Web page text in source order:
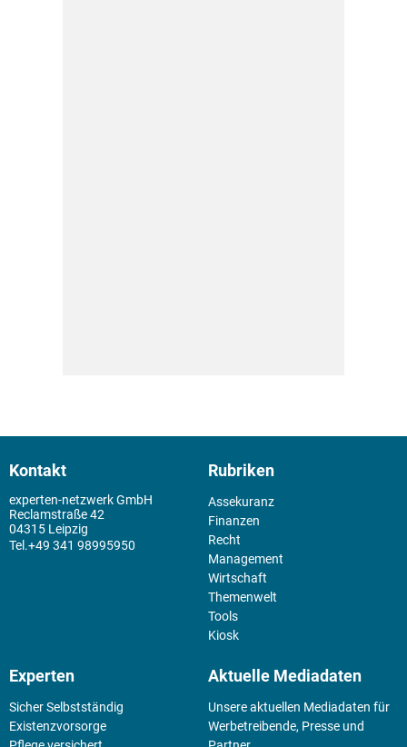
Kontakt
experten-netzwerk GmbH
Reclamstraße 42
04315 Leipzig
+49 341 98995950
Rubriken
Assekuranz
Finanzen
Recht
Management
Wirtschaft
Themenwelt
Tools
Kiosk
Experten
Sicher Selbstständig
Existenz­vorsorge
Aktuelle Mediadaten
Unsere aktuellen Mediadaten für
Werbetreibende, Presse und